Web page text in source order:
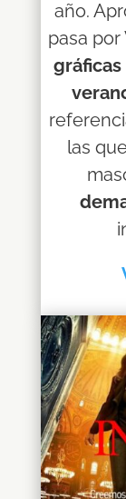
año.
pasa
gráficas
las